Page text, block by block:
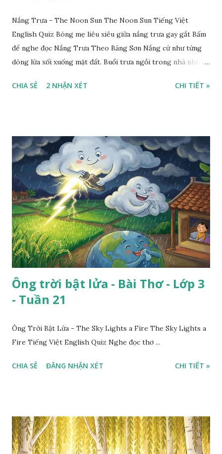
Nắng Trưa - The Noon Sun The Noon Sun Tiếng Việt
English Quiz Bóng mẹ liêu xiêu giữa nắng trưa gay gắt Bấm
để nghe đọc Nắng Trưa Theo Băng Sơn Nắng cứ như từng
dòng lửa xối xuống mặt đất. Buổi trưa ngồi trong nhà nhìn
CHIA SẺ 2 NHẬN XÉT CHI TIẾT »
Ông trời bật lửa - Bài Thơ - Lớp 3
- Tuần 21
Ông Trời Bật Lửa - The Sky Lights a Fire The Sky Lights a
Fire Tiếng Việt English Quiz Nghe đọc thơ ...
CHIA SẺ ĐĂNG NHẬN XÉT CHI TIẾT »